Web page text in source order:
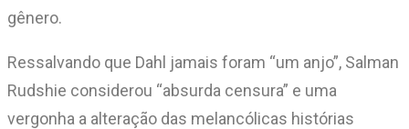
gênero.
Ressalvando que Dahl jamais foram “um anjo”, Salman
Rudshie considerou “absurda censura” e uma
vergonha a alteração das melancólicas histórias